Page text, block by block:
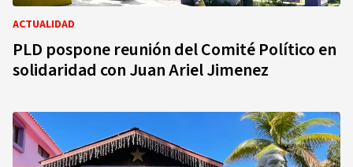
ACTUALIDAD
PLD pospone reunión del Comité Político en
solidaridad con Juan Ariel Jimenez